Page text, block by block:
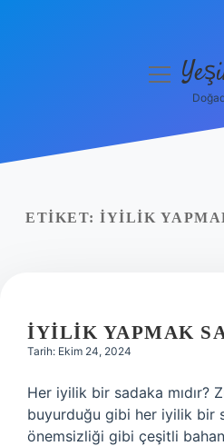
Yasal Uyarı
menüyü
ETIKET: İYILIK
İYILIK YAPMAK
Tarih: Ekim 24, 2024
Her iyilik bir sadaka mıdır?
buyurduğu gibi her iyilik bir
önemsizliği gibi çeşitli